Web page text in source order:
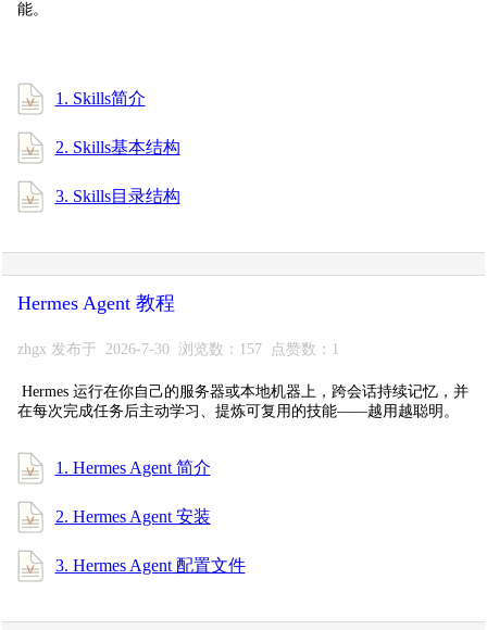
能。
1. Skills简介
2. Skills基本结构
3. Skills目录结构
Hermes Agent 教程
zhgx 发布于 2026-7-30 浏览数：157 点赞数：1
Hermes 运行在你自己的服务器或本地机器上，跨会话持续记忆，并
在每次完成任务后主动学习、提炼可复用的技能——越用越聪明。
1. Hermes Agent 简介
2. Hermes Agent 安装
3. Hermes Agent 配置文件